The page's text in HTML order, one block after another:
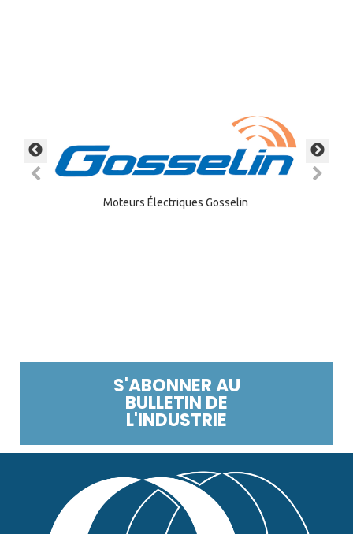
Moteurs Électriques Gosselin
S'ABONNER AU
BULLETIN DE
L'INDUSTRIE